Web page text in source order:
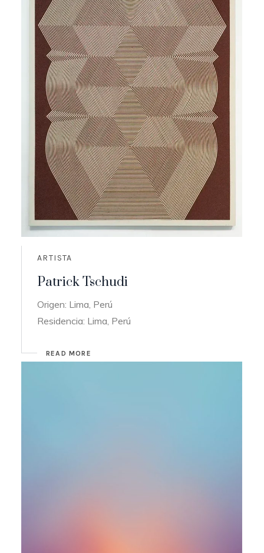
ARTISTA
Patrick Tschudi
Origen: Lima, Perú
Residencia: Lima, Perú
READ MORE